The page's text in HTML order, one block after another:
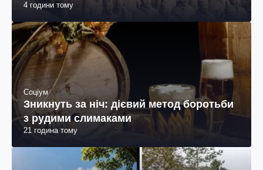
4 години тому
Соціум
Зникнуть за ніч: дієвий метод боротьби
з рудими слимаками
21 година тому